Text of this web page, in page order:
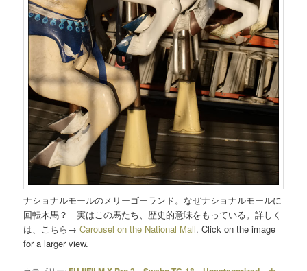
ナショナルモールのメリーゴーランド。なぜナショナルモールに
回転木馬？ 実はこの馬たち、歴史的意味をもっている。詳しく
は、こちら→Carousel on the National Mall. Click on the image
for a larger view.